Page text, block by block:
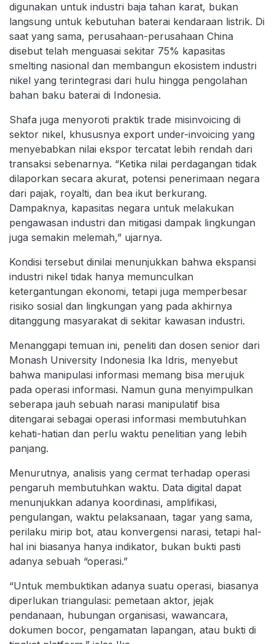
digunakan untuk industri baja tahan karat, bukan
langsung untuk kebutuhan baterai kendaraan listrik. Di
saat yang sama, perusahaan-perusahaan China
disebut telah menguasai sekitar 75% kapasitas
smelting nasional dan membangun ekosistem industri
nikel yang terintegrasi dari hulu hingga pengolahan
bahan baku baterai di Indonesia.
Shafa juga menyoroti praktik trade misinvoicing di
sektor nikel, khususnya export under-invoicing yang
menyebabkan nilai ekspor tercatat lebih rendah dari
transaksi sebenarnya. “Ketika nilai perdagangan tidak
dilaporkan secara akurat, potensi penerimaan negara
dari pajak, royalti, dan bea ikut berkurang.
Dampaknya, kapasitas negara untuk melakukan
pengawasan industri dan mitigasi dampak lingkungan
juga semakin melemah,” ujarnya.
Kondisi tersebut dinilai menunjukkan bahwa ekspansi
industri nikel tidak hanya memunculkan
ketergantungan ekonomi, tetapi juga memperbesar
risiko sosial dan lingkungan yang pada akhirnya
ditanggung masyarakat di sekitar kawasan industri.
Menanggapi temuan ini, peneliti dan dosen senior dari
Monash University Indonesia Ika Idris, menyebut
bahwa manipulasi informasi memang bisa merujuk
pada operasi informasi. Namun guna menyimpulkan
seberapa jauh sebuah narasi manipulatif bisa
ditengarai sebagai operasi informasi membutuhkan
kehati-hatian dan perlu waktu penelitian yang lebih
panjang.
Menurutnya, analisis yang cermat terhadap operasi
pengaruh membutuhkan waktu. Data digital dapat
menunjukkan adanya koordinasi, amplifikasi,
pengulangan, waktu pelaksanaan, tagar yang sama,
perilaku mirip bot, atau konvergensi narasi, tetapi hal-
hal ini biasanya hanya indikator, bukan bukti pasti
adanya sebuah “operasi.”
“Untuk membuktikan adanya suatu operasi, biasanya
diperlukan triangulasi: pemetaan aktor, jejak
pendanaan, hubungan organisasi, wawancara,
dokumen bocor, pengamatan lapangan, atau bukti di